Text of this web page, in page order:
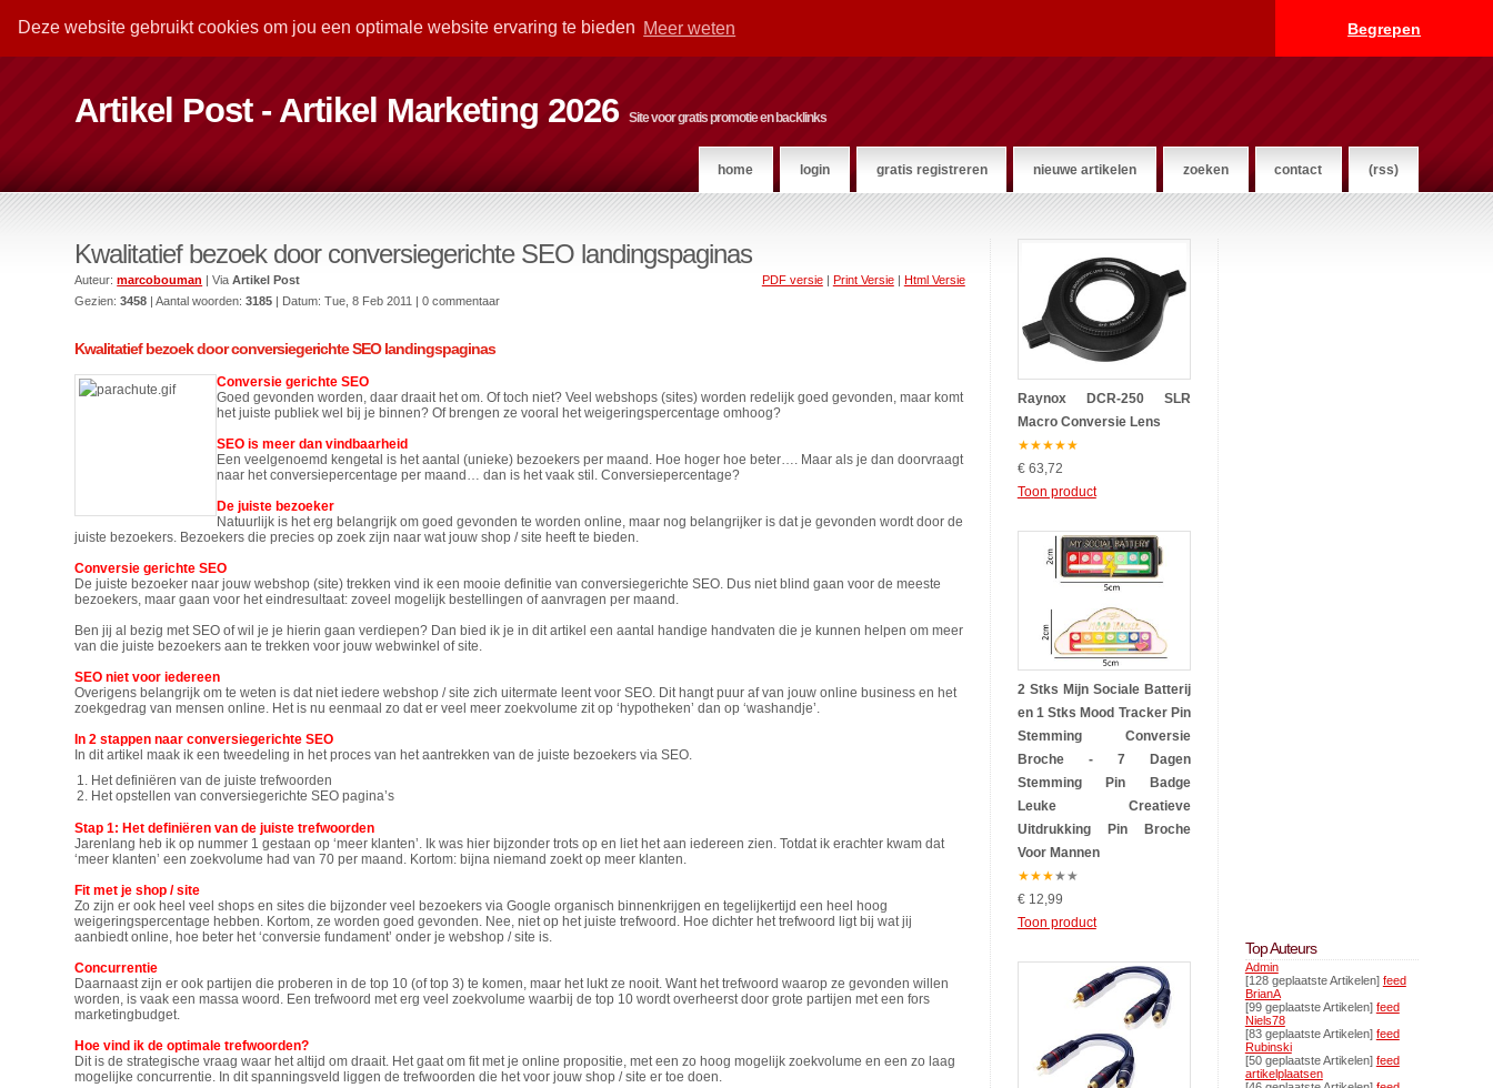
Deze website gebruikt cookies om jou een optimale website ervaring te bieden Meer weten Begrepen
Artikel Post - Artikel Marketing 2026 Site voor gratis promotie en backlinks
home login gratis registreren nieuwe artikelen zoeken contact (rss)
Kwalitatief bezoek door conversiegerichte SEO landingspaginas
PDF versie| Print Versie| Html Versie
Auteur:marcobouman | ViaArtikel Post
Gezien:3458 | Aantal woorden:3185 | Datum:Tue, 8 Feb 2011 | 0 commentaar
Kwalitatief bezoek door conversiegerichte SEO landingspaginas
Conversie gerichte SEO
Goed gevonden worden, daar draait het om. Of toch niet? Veel webshops (sites) worden redelijk goed gevonden, maar komt
het juiste publiek wel bij je binnen? Of brengen ze vooral het weigeringspercentage omhoog?
SEO is meer dan vindbaarheid
Een veelgenoemd kengetal is het aantal (unieke) bezoekers per maand. Hoe hoger hoe beter…. Maar als je dan doorvraagt
naar het conversiepercentage per maand… dan is het vaak stil. Conversiepercentage?
De juiste bezoeker
Natuurlijk is het erg belangrijk om goed gevonden te worden online, maar nog belangrijker is dat je gevonden wordt door de
juiste bezoekers. Bezoekers die precies op zoek zijn naar wat jouw shop / site heeft te bieden.
Conversie gerichte SEO
De juiste bezoeker naar jouw webshop (site) trekken vind ik een mooie definitie van conversiegerichte SEO. Dus niet blind gaan voor de meeste
bezoekers, maar gaan voor het eindresultaat: zoveel mogelijk bestellingen of aanvragen per maand.
Ben jij al bezig met SEO of wil je je hierin gaan verdiepen? Dan bied ik je in dit artikel een aantal handige handvaten die je kunnen helpen om meer
van die juiste bezoekers aan te trekken voor jouw webwinkel of site.
SEO niet voor iedereen
Overigens belangrijk om te weten is dat niet iedere webshop / site zich uitermate leent voor SEO. Dit hangt puur af van jouw online business en het
zoekgedrag van mensen online. Het is nu eenmaal zo dat er veel meer zoekvolume zit op ‘hypotheken’ dan op ‘washandje’.
In 2 stappen naar conversiegerichte SEO
In dit artikel maak ik een tweedeling in het proces van het aantrekken van de juiste bezoekers via SEO.
Het definiëren van de juiste trefwoorden
Het opstellen van conversiegerichte SEO pagina’s
Stap 1: Het definiëren van de juiste trefwoorden
Jarenlang heb ik op nummer 1 gestaan op ‘meer klanten’. Ik was hier bijzonder trots op en liet het aan iedereen zien. Totdat ik erachter kwam dat
‘meer klanten’ een zoekvolume had van 70 per maand. Kortom: bijna niemand zoekt op meer klanten.
Fit met je shop / site
Zo zijn er ook heel veel shops en sites die bijzonder veel bezoekers via Google organisch binnenkrijgen en tegelijkertijd een heel hoog
weigeringspercentage hebben. Kortom, ze worden goed gevonden. Nee, niet op het juiste trefwoord. Hoe dichter het trefwoord ligt bij wat jij
aanbiedt online, hoe beter het ‘conversie fundament’ onder je webshop / site is.
Concurrentie
Daarnaast zijn er ook partijen die proberen in de top 10 (of top 3) te komen, maar het lukt ze nooit. Want het trefwoord waarop ze gevonden willen
worden, is vaak een massa woord. Een trefwoord met erg veel zoekvolume waarbij de top 10 wordt overheerst door grote partijen met een fors
marketingbudget.
Hoe vind ik de optimale trefwoorden?
Dit is de strategische vraag waar het altijd om draait. Het gaat om fit met je online propositie, met een zo hoog mogelijk zoekvolume en een zo laag
mogelijke concurrentie. In dit spanningsveld liggen de trefwoorden die het voor jouw shop / site er toe doen.
Raynox DCR-250 SLR
Macro Conversie Lens
★★★★★
€ 63,72
Toon product
2 Stks Mijn Sociale Batterij
en 1 Stks Mood Tracker Pin
Stemming Conversie
Broche - 7 Dagen
Stemming Pin Badge
Leuke Creatieve
Uitdrukking Pin Broche
Voor Mannen
★★★★★
€ 12,99
Toon product
Top Auteurs
Admin
[128 geplaatste Artikelen] feed
BrianA
[99 geplaatste Artikelen] feed
Niels78
[83 geplaatste Artikelen] feed
Rubinski
[50 geplaatste Artikelen] feed
artikelplaatsen